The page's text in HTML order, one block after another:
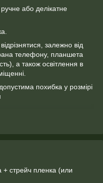
або делікатне
залежно від
телефону, планшета
а також освітлення в
похибка у розмірі
+ стрейч пленка (или